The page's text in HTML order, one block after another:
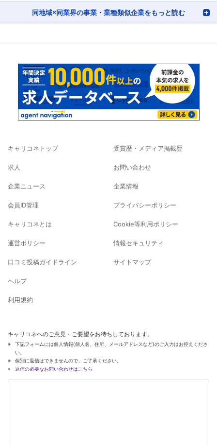
同地域×同業界の事業・業種類似企業をもっと読む
キャリコネトップ
求人
企業ニュース
会員ID管理
キャリコネとは
運営ポリシー
口コミ投稿ガイドライン
ヘルプ
利用規約
受賞歴・メディア掲載歴
お問い合わせ
企業情報
プライバシーポリシー
Cookie等利用ポリシー
情報セキュリティ
サイトマップ
キャリコネへのご意見・ご要望をお待ちしております。
下記フォームには個人情報(個人名、住所、メールアドレスなど)のご入力はお控えくださ
い。
個別に返信はできませんので、ご了承ください。
返信の必要なお問い合わせはこちら